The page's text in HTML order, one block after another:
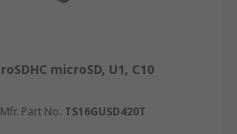
microSD, U1, C10
Part No. TS16GUSD420T